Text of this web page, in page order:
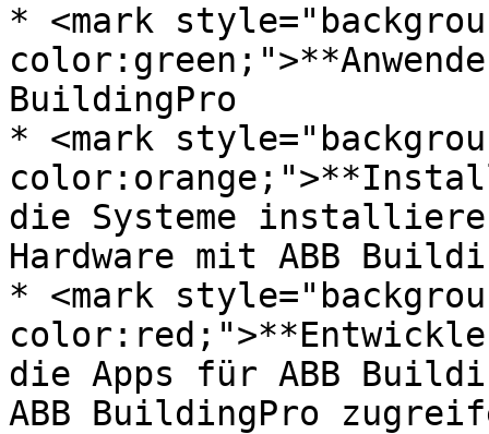
* <mark
BuildingPro
* <mark
die Systeme
Hardware mit ABB
* <mark
die Apps für ABB
ABB BuildingPro